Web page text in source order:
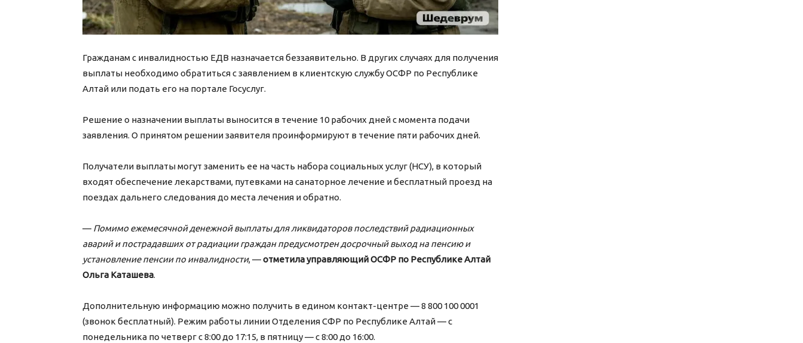
Гражданам с инвалидностью ЕДВ назначается беззаявительно. В других случаях для получения
выплаты необходимо обратиться с заявлением в клиентскую службу ОСФР по Республике
Алтай или подать его на портале Госуслуг.
Решение о назначении выплаты выносится в течение 10 рабочих дней с момента подачи
заявления. О принятом решении заявителя проинформируют в течение пяти рабочих дней.
Получатели выплаты могут заменить ее на часть набора социальных услуг (НСУ), в который
входят обеспечение лекарствами, путевками на санаторное лечение и бесплатный проезд на
поездах дальнего следования до места лечения и обратно.
— Помимо ежемесячной денежной выплаты для ликвидаторов последствий радиационных
аварий и пострадавших от радиации граждан предусмотрен досрочный выход на пенсию и
установление пенсии по инвалидности, —отметила управляющий ОСФР по Республике Алтай
Ольга Каташева.
Дополнительную информацию можно получить в едином контакт-центре — 8 800 100 0001
(звонок бесплатный). Режим работы линии Отделения СФР по Республике Алтай — с
понедельника по четверг с 8:00 до 17:15, в пятницу — с 8:00 до 16:00.